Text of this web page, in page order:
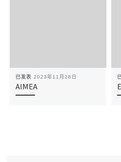
已发表 2023年11月28日
AIMEA